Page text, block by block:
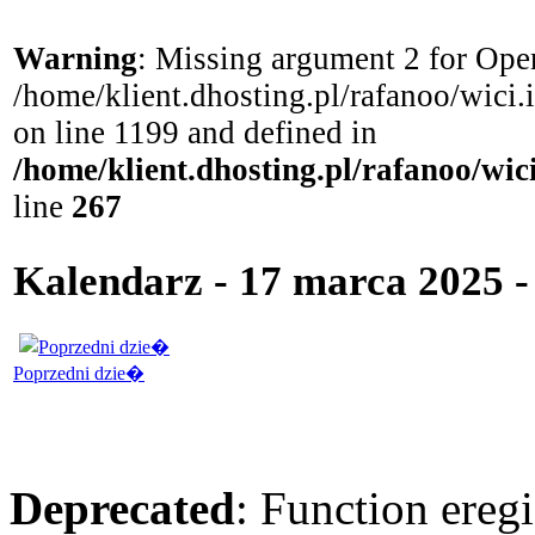
Warning: Missing argument 2 for
/home/klient.dhosting.pl/rafanoo/
on line 1199 and defined in
/home/klient.dhosting.pl/rafanoo/
line 267
Kalendarz - 17 marca 2025
Poprzedni dzie�
Deprecated: Function